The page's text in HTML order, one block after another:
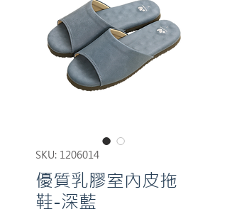
SKU: 1206014
優質乳膠室內皮拖
鞋-深藍